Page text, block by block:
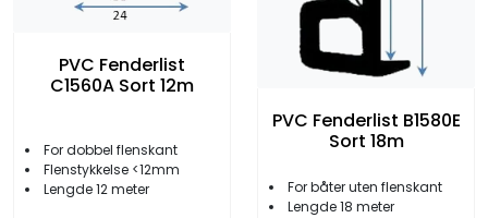
PVC Fenderlist
C1560A Sort 12m
For dobbel flenskant
Flenstykkelse <12mm
Lengde 12 meter
PVC Fenderlist B1580E
Sort 18m
For båter uten flenskant
Lengde 18 meter